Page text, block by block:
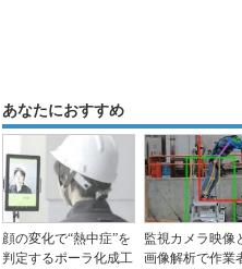
あなたにおすすめ
顔の変化で“熱中症”を
判定するポーラ化成工
監視カメラ映像
画像解析で作業